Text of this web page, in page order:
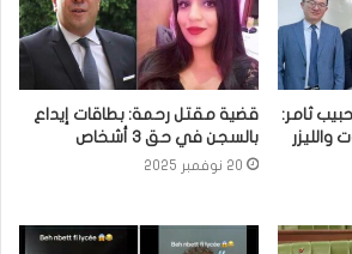
ثامر:
والليزر
قضية مقتل رحمة: بطاقات إيداع
بالسجن في حق 3 أشخاص
20 نوفمبر 2025